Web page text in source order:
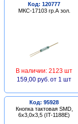
Код: 120777
МКС-17103 гр.А зол.
В наличии: 2123 шт
159,00 руб. от 1 шт
Код: 95928
Кнопка тактовая SMD,
6х3,0х3,5 (IT-1188E)